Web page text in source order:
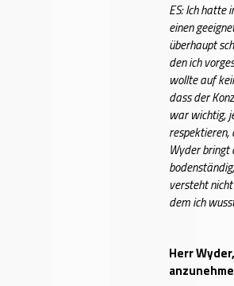
ES: Ich hatte
einen
überhaupt
den ich
wollte auf
dass der
war wichtig,
respektieren,
Wyder bringt
versteht
dem ich
Herr